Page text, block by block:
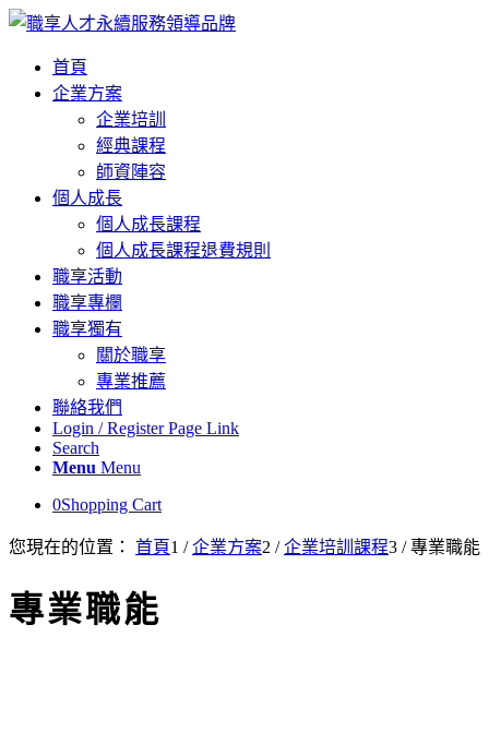
首頁
企業方案
企業培訓
經典課程
師資陣容
個人成長
個人成長課程
個人成長課程退費規則
職享活動
職享專欄
職享獨有
關於職享
專業推薦
聯絡我們
Login / Register Page Link
Search
Menu Menu
0Shopping Cart
您現在的位置： 首頁1 / 企業方案2 / 企業培訓課程3 / 專業職能
專業職能